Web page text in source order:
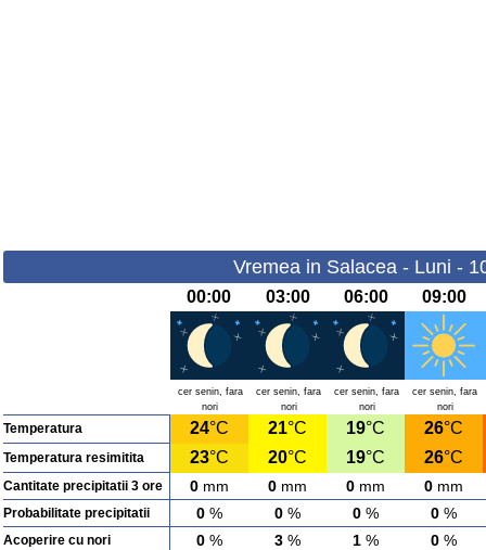
Vremea in Salacea - Luni -
00:00 03:00 06:00 09:00
cer senin, fara
nori
cer senin, fara
nori
cer senin, fara
nori
cer senin, fara
nori
Temperatura 24°C 21°C 19°C 26°C
Temperatura resimitita 23°C 20°C 19°C 26°C
Cantitate precipitatii 3 ore 0 mm 0 mm 0 mm 0 mm
Probabilitate precipitatii 0 % 0 % 0 % 0 %
Acoperire cu nori 0 % 3 % 1 % 0 %